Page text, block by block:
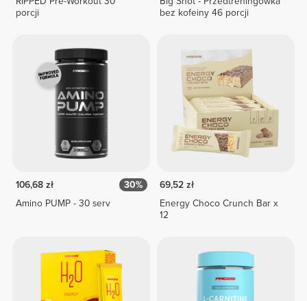
porcji
bez kofeiny 46 porcji
106,68 zł
30%
Amino PUMP - 30 serv
69,52 zł
Energy Choco Crunch Bar x
12